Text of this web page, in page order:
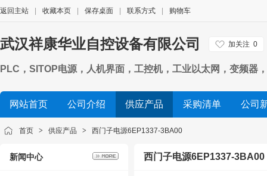
返回主站 收藏本页 保存桌面 联系方式 购物车
武汉祥康华业自控设备有限公司 加关注 0
PLC，SITOP电源，人机界面，工控机，工业以太网，变频器
网站首页 公司介绍 供应产品 采购清单 公司
首页 > 供应产品 > 西门子电源6EP1337-3BA00
新闻中心 西门子电源6EP1337-3BA00